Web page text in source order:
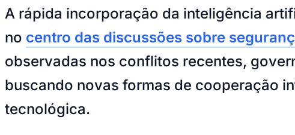
NBA
NFL
Fórmula 1
UFC
Tênis (ATP)
MLB
Atletismo
NBB
A rápida incorporação da inteligência
no centro das discussões sobre
observadas nos conflitos recentes,
buscando novas formas de cooperação
tecnológica.